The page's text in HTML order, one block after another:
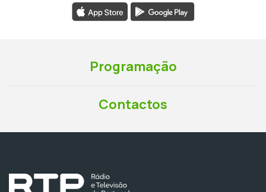
Programação
Contactos